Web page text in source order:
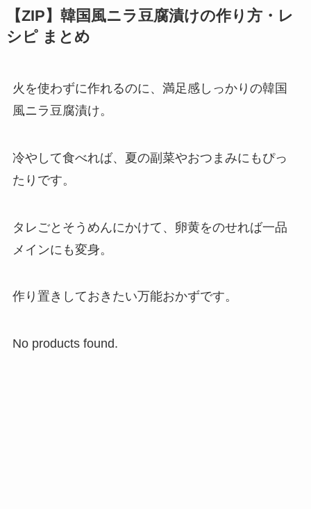
【ZIP】韓国風ニラ豆腐漬けの作り方・レ
シピ まとめ
火を使わずに作れるのに、満足感しっかりの韓国
風ニラ豆腐漬け。
冷やして食べれば、夏の副菜やおつまみにもぴっ
たりです。
タレごとそうめんにかけて、卵黄をのせれば一品
メインにも変身。
作り置きしておきたい万能おかずです。
No products found.